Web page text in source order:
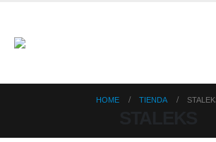
HOME TIENDA